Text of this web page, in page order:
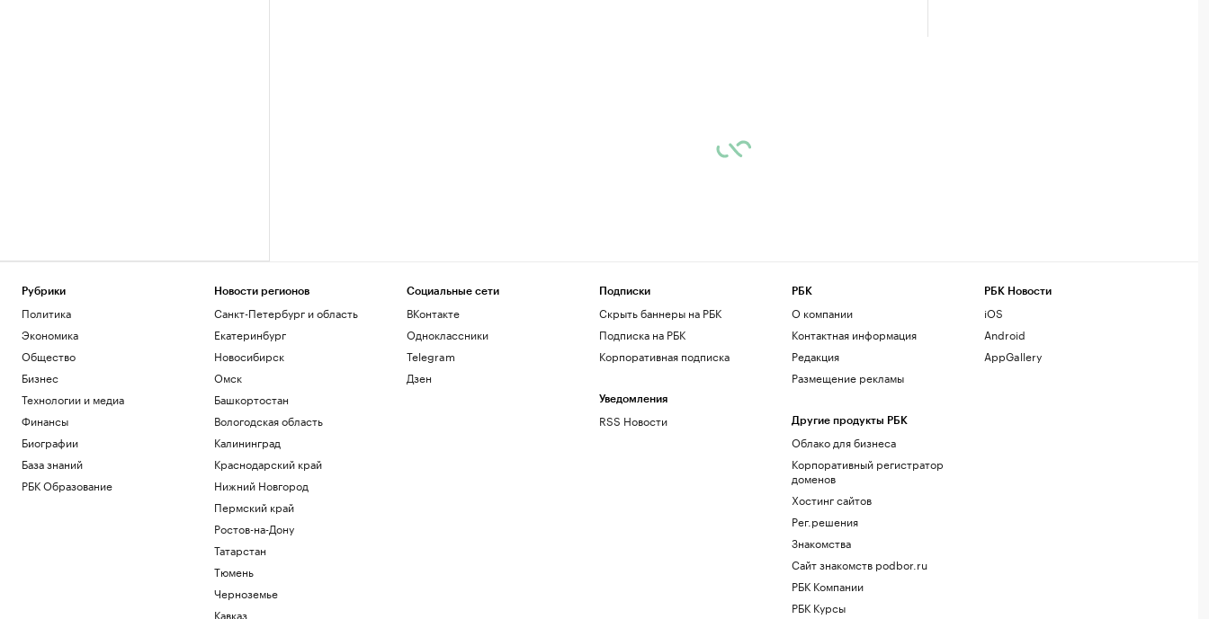
Рубрики
Политика
Экономика
Общество
Бизнес
Технологии и медиа
Финансы
Биографии
База знаний
РБК Образование
Новости регионов
Санкт-Петербург и область
Екатеринбург
Новосибирск
Омск
Башкортостан
Вологодская область
Калининград
Краснодарский край
Нижний Новгород
Пермский край
Ростов-на-Дону
Татарстан
Тюмень
Черноземье
Кавказ
Социальные сети
ВКонтакте
Одноклассники
Telegram
Дзен
Подписки
Скрыть баннеры на РБК
Подписка на РБК
Корпоративная подписка
Уведомления
RSS Новости
РБК
О компании
Контактная информация
Редакция
Размещение рекламы
Другие продукты РБК
Облако для бизнеса
Корпоративный регистратор
доменов
Хостинг сайтов
Рег.решения
Знакомства
Сайт знакомств podbor.ru
РБК Компании
РБК Курсы
РБК Новости
iOS
Android
AppGallery